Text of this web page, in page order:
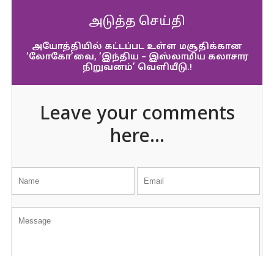
அடுத்த செய்தி
அயோத்தியில் கட்டப்பட உள்ள மசூதிக்கான
‘லோகோ’வை, ‘இந்திய – இஸ்லாமிய கலாசார
நிறுவனம்’ வெளியீடு.!
Leave your comments
here...